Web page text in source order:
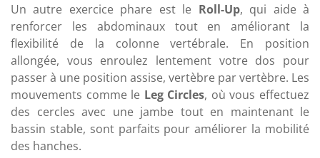
Un autre exercice phare est le Roll-Up, qui aide à
renforcer les abdominaux tout en améliorant la
flexibilité de la colonne vertébrale. En position
allongée, vous enroulez lentement votre dos pour
passer à une position assise, vertèbre par vertèbre. Les
mouvements comme le Leg Circles, où vous effectuez
des cercles avec une jambe tout en maintenant le
bassin stable, sont parfaits pour améliorer la mobilité
des hanches.